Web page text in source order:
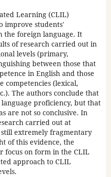
Learning (CLIL)
improve students'
the foreign language. It
of research carried out in
levels (primary,
between those that
in English and those
competencies (lexical,
The authors conclude that
proficiency, but that
are not so conclusive. In
carried out at
extremely fragmentary
of this evidence, the
focus on form in the CLIL
approach to CLIL